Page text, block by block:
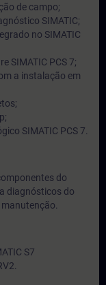
de campo;
SIMATIC;
no SIMATIC
SIMATIC PCS 7;
a instalação em
SIMATIC PCS 7.
do
diagnósticos do
S7